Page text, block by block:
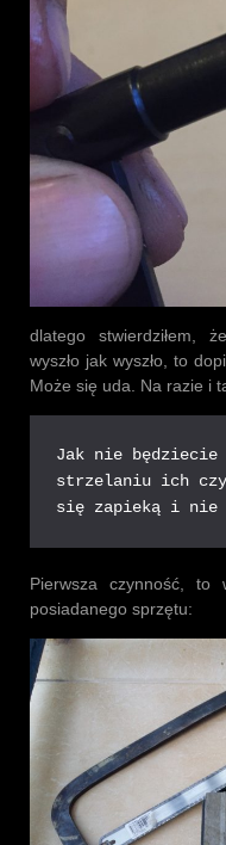
dlatego stwierdziłem,
wyszło jak wyszło, to
Może się uda. Na razie i
Jak nie będziecie
strzelaniu ich
się zapieką i nie
Pierwsza czynność, to
posiadanego sprzętu: